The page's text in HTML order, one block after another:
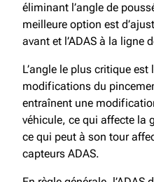
éliminant l’angle de
meilleure option est
avant et l’ADAS à la ligne
L’angle le plus critique
modifications du
entraînent une
véhicule, ce qui affecte la
ce qui peut à son tour
capteurs ADAS.